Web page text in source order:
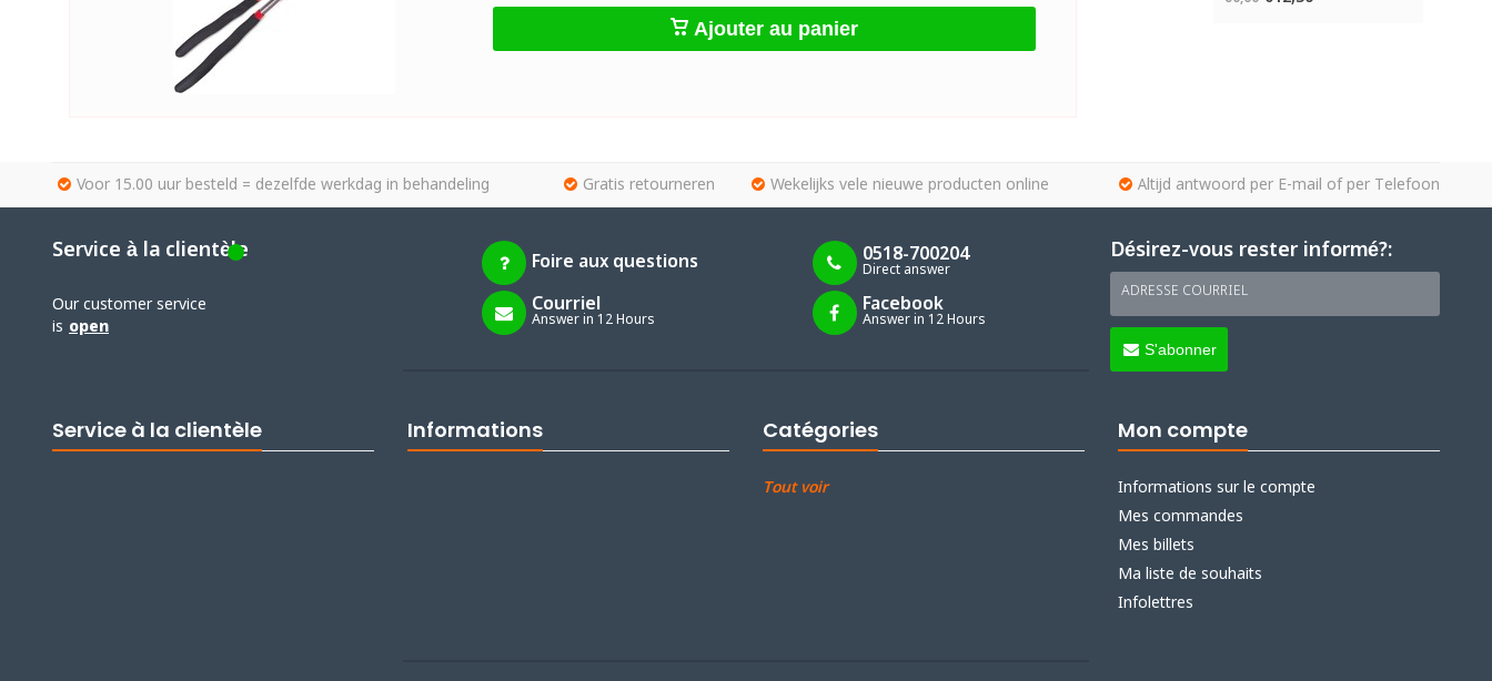
Ajouter au panier
Voor 15.00 uur besteld = dezelfde werkdag in behandeling Gratis retourneren Wekelijks vele nieuwe producten online Altijd antwoord per E-mail of per Telefoon
Service à la clientèle
Our customer service
is open
Foire aux questions 0518-700204
Direct answer
Courriel
Answer in 12 Hours
Facebook
Answer in 12 Hours
Désirez-vous rester informé?:
ADRESSE COURRIEL
S'abonner
Service à la clientèle Informations Catégories
Tout voir
Mon compte
Informations sur le compte
Mes commandes
Mes billets
Ma liste de souhaits
Infolettres